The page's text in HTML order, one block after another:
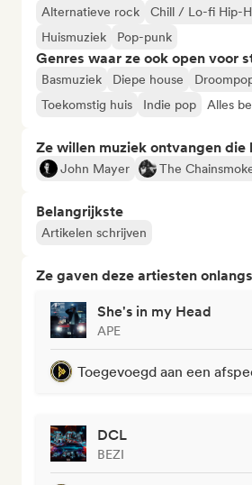
Alternatieve rock Chill / Lo-fi Hip-
Huismuziek
Pop-punk
Genres waar ze ook open voor
Basmuziek Diepe house
Toekomstig huis
Indie pop Alles
Ze willen muziek ontvangen die
John Mayer The
Belangrijkste
Artikelen schrijven
Ze gaven deze artiesten
She's in my Head
APE
Toegevoegd aan een
DCL
BEZI